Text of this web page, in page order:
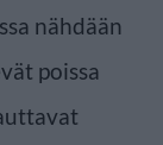
nähdään
poissa